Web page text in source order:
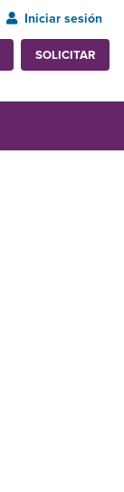
Iniciar sesión
SOLICITAR